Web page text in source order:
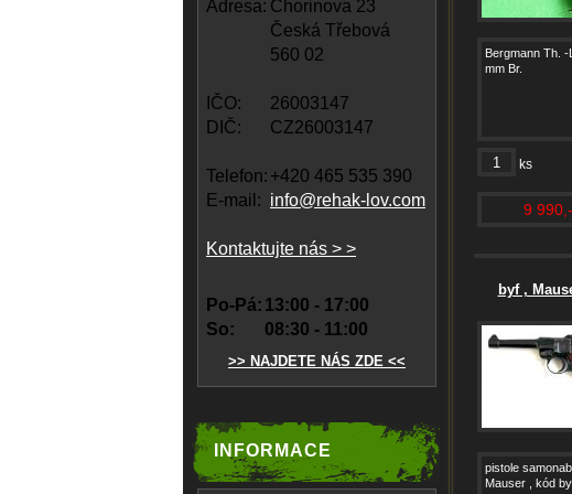
Adresa: Chorinova 23
Česká Třebová
560 02
IČO:
26003147
DIČ:
CZ26003147
Telefon: +420 465 535 390
E-mail: info@rehak-lov.com
Kontaktujte nás > >
Po-Pá: 13:00 - 17:00
So:
08:30 - 11:00
>> NAJDETE NÁS ZDE <<
INFORMACE
Bergmann Th. -
mm Br.
ks
9
byf ,
pistole
Mauser , kód